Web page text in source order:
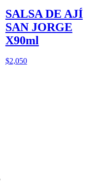
SALSA DE AJÍ
SAN JORGE
X90ml
$2,050